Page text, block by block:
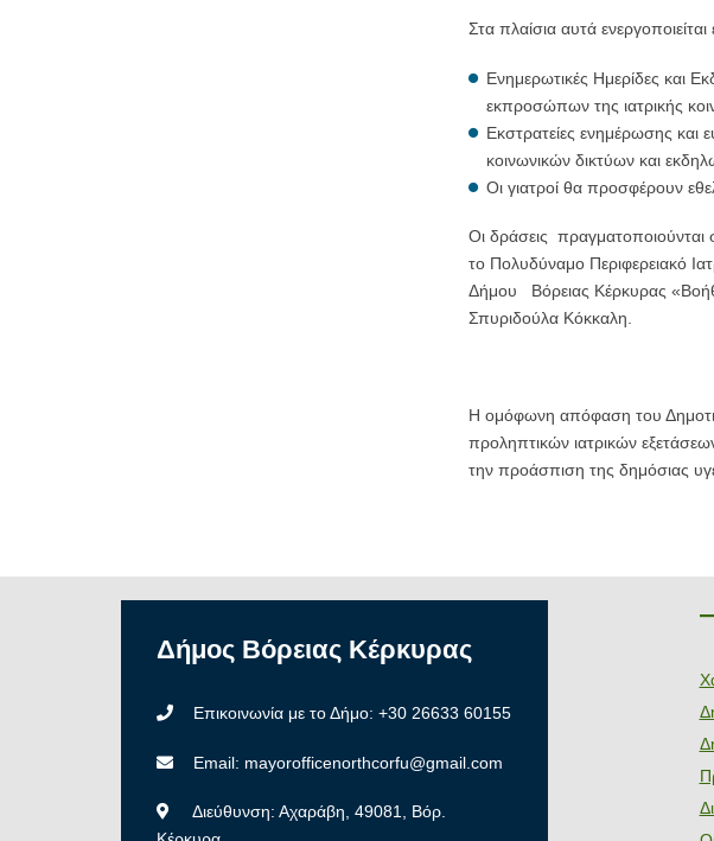
Στα πλαίσια αυτά
Ενημερωτικές Ημερίδες και
εκπροσώπων της ιατρικής
Εκστρατείες ενημέρωσης
κοινωνικών δικτύων και
Οι γιατροί θα προσφέρουν
Οι δράσεις πραγματοποιούνται
το Πολυδύναμο Περιφερειακό
Δήμου Βόρειας Κέρκυρας
Σπυριδούλα Κόκκαλη.
Η ομόφωνη απόφαση του
προληπτικών ιατρικών
την προάσπιση της δημόσιας
Δήμος Βόρειας Κέρκυρας
Επικοινωνία με το Δήμο: +30 26633 60155
Email: mayorofficenorthcorfu@gmail.com
Διεύθυνση: Αχαράβη, 49081, Βόρ.